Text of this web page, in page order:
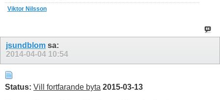
Viktor Nilsson
jsundblom sa:
2014-04-04 10:54
Status: Vill fortfarande byta 2015-03-13